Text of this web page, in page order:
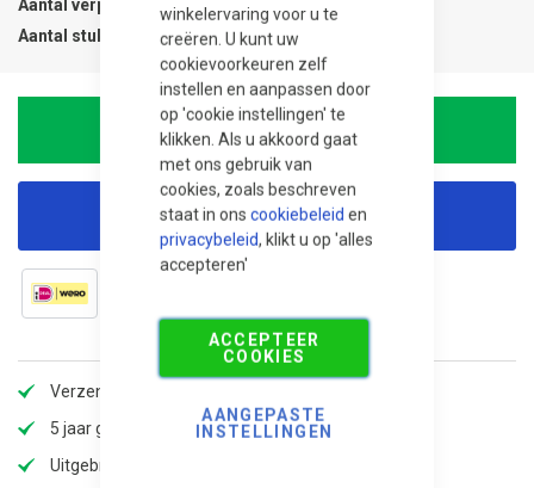
winkelervaring voor u te
creëren. U kunt uw
cookievoorkeuren zelf
instellen en aanpassen door
op 'cookie instellingen' te
klikken. Als u akkoord gaat
met ons gebruik van
cookies, zoals beschreven
staat in ons cookiebeleid en
privacybeleid, klikt u op 'alles
accepteren'
ACCEPTEER
COOKIES
AANGEPASTE
INSTELLINGEN
Aantal verpakkingen
1
Aantal stuks
In Winkelwagen
Korting aanvragen
Verzendkosten slechts €5,99, gratis vanaf 100,-!
5 jaar garantie
Uitgebreid assortiment